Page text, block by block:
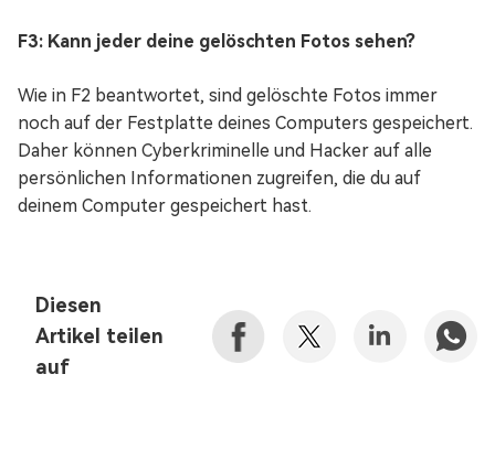
F3: Kann jeder deine gelöschten Fotos sehen?
Wie in F2 beantwortet, sind gelöschte Fotos immer
noch auf der Festplatte deines Computers gespeichert.
Daher können Cyberkriminelle und Hacker auf alle
persönlichen Informationen zugreifen, die du auf
deinem Computer gespeichert hast.
Diesen
Artikel teilen
auf